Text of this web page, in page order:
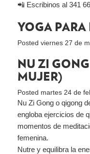
📲 Escribinos al 341
YOGA
Posted viernes 27 de
NU ZI
MUJER)
Posted martes 24 de
Nu Zi Gong o qigong
engloba ejercicios de
momentos de
femenina.
Nutre y equilibra la